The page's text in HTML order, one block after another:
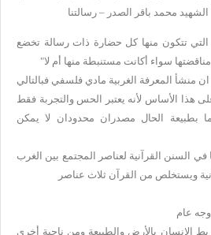
محمد باقر الصدر – رسالتنا
التي تتكون منها كل حضارة ذات رسالة تخضع
سواء أكانت مستنبطة منها أم لا"
منشأ المعرفة الغربية مادي فلسفي فبالتالي
هذا الأساس لأنه يعتبر الحس والتجربة فقط
بطبيعة الحال مصدران محدودان لا يمكن
في السنن القرآنية لعناصر المجتمع بين الغرب
ويستخلص من القرآن ثلاث عناصر
وجه عام
تربط الإنسان بالأرض والطبيعة ومن ناحية أخرى